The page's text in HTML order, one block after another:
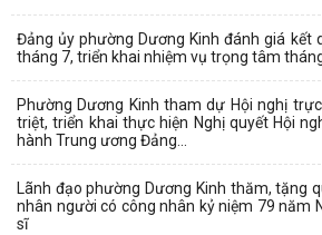
Đảng ủy phường Dương Kinh đánh giá kết
tháng 7, triển khai nhiệm vụ trọng tâm
Phường Dương Kinh tham dự Hội nghị
triệt, triển khai thực hiện Nghị quyết Hội
hành Trung ương Đảng...
Lãnh đạo phường Dương Kinh thăm, tặng
nhân người có công nhân kỷ niệm 79 năm
sĩ